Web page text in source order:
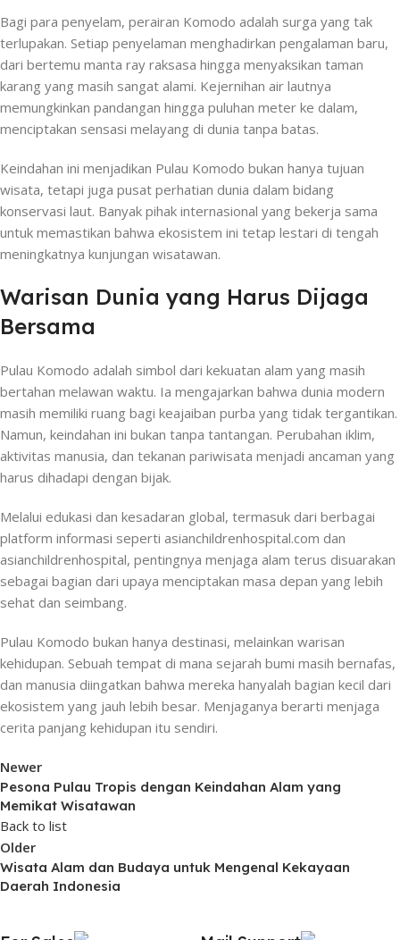
Bagi para penyelam, perairan Komodo adalah surga yang tak
terlupakan. Setiap penyelaman menghadirkan pengalaman baru,
dari bertemu manta ray raksasa hingga menyaksikan taman
karang yang masih sangat alami. Kejernihan air lautnya
memungkinkan pandangan hingga puluhan meter ke dalam,
menciptakan sensasi melayang di dunia tanpa batas.
Keindahan ini menjadikan Pulau Komodo bukan hanya tujuan
wisata, tetapi juga pusat perhatian dunia dalam bidang
konservasi laut. Banyak pihak internasional yang bekerja sama
untuk memastikan bahwa ekosistem ini tetap lestari di tengah
meningkatnya kunjungan wisatawan.
Warisan Dunia yang Harus Dijaga
Bersama
Pulau Komodo adalah simbol dari kekuatan alam yang masih
bertahan melawan waktu. Ia mengajarkan bahwa dunia modern
masih memiliki ruang bagi keajaiban purba yang tidak tergantikan.
Namun, keindahan ini bukan tanpa tantangan. Perubahan iklim,
aktivitas manusia, dan tekanan pariwisata menjadi ancaman yang
harus dihadapi dengan bijak.
Melalui edukasi dan kesadaran global, termasuk dari berbagai
platform informasi seperti asianchildrenhospital.com dan
asianchildrenhospital, pentingnya menjaga alam terus disuarakan
sebagai bagian dari upaya menciptakan masa depan yang lebih
sehat dan seimbang.
Pulau Komodo bukan hanya destinasi, melainkan warisan
kehidupan. Sebuah tempat di mana sejarah bumi masih bernafas,
dan manusia diingatkan bahwa mereka hanyalah bagian kecil dari
ekosistem yang jauh lebih besar. Menjaganya berarti menjaga
cerita panjang kehidupan itu sendiri.
Newer
Pesona Pulau Tropis dengan Keindahan Alam yang
Memikat Wisatawan
Back to list
Older
Wisata Alam dan Budaya untuk Mengenal Kekayaan
Daerah Indonesia